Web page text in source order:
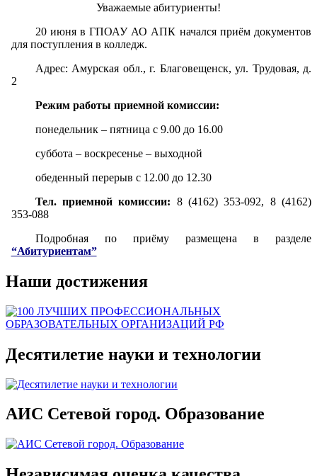
Уважаемые абитуриенты!
20 июня в ГПОАУ АО АПК начался приём документов
для поступления в колледж.
Адрес: Амурская обл., г. Благовещенск, ул. Трудовая, д.
2
Режим работы приемной комиссии:
понедельник – пятница с 9.00 до 16.00
суббота – воскресенье – выходной
обеденный перерыв с 12.00 до 12.30
Тел. приемной комиссии: 8 (4162) 353-092, 8 (4162)
353-088
Подробная по приёму размещена в разделе
“Абитуриентам”
Наши достижения
Десятилетие науки и технологии
АИС Сетевой город. Образование